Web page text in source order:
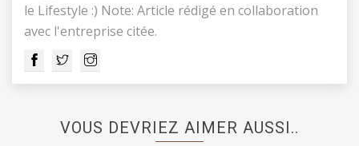
le Lifestyle :) Note: Article rédigé en collaboration
avec l'entreprise citée.
VOUS DEVRIEZ AIMER AUSSI..